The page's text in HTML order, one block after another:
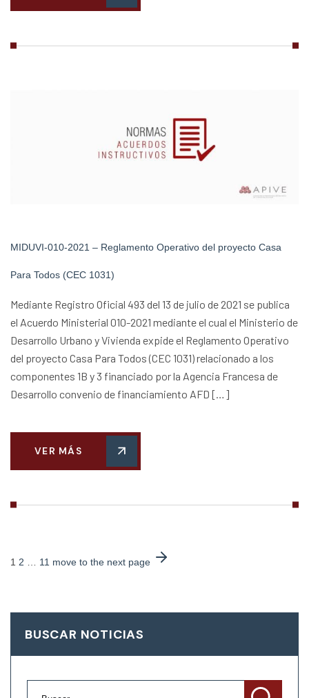
MIDUVI-010-2021 – Reglamento Operativo del proyecto Casa
Para Todos (CEC 1031)
Mediante Registro Oficial 493 del 13 de julio de 2021 se publica
el Acuerdo Ministerial 010-2021 mediante el cual el Ministerio de
Desarrollo Urbano y Vivienda expide el Reglamento Operativo
del proyecto Casa Para Todos (CEC 1031) relacionado a los
componentes 1B y 3 financiado por la Agencia Francesa de
Desarrollo convenio de financiamiento AFD […]
VER MÁS
1 2 11 move to the next page
BUSCAR NOTICIAS